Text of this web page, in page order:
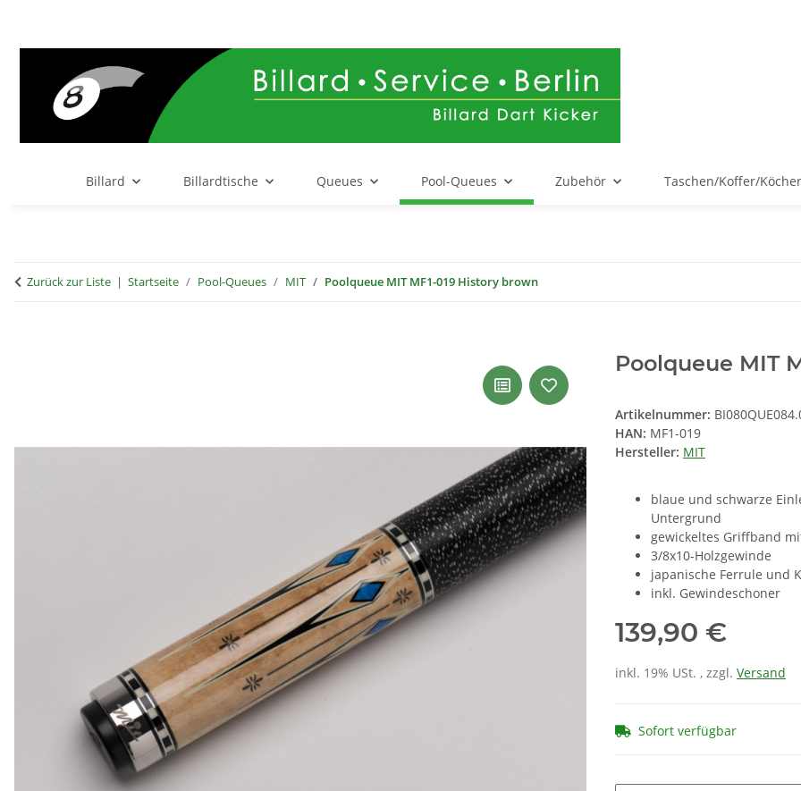
Billard Billardtische Queues Pool-Queues Zubehör Taschen/Koffer/Köcher
Zurück zur Liste Startseite Pool-Queues MIT Poolqueue MIT MF1-019 History brown
Poolqueue MIT
Artikelnummer:
HAN: MF1-019
Hersteller: MIT
blaue und schwarze
Untergrund
gewickeltes Griffband
3/8x10-Holzgewinde
japanische Ferrule und
inkl. Gewindeschoner
139,90 €
inkl. 19% USt. , zzgl. Versand
Sofort verfügbar